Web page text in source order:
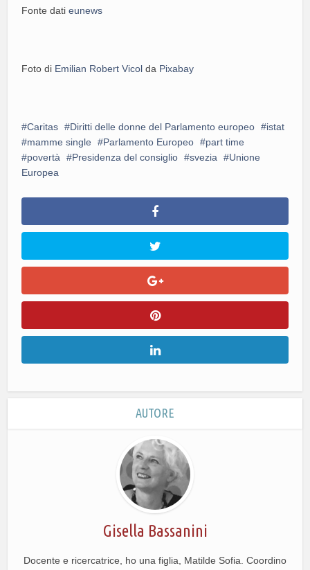
Fonte datieunews
Foto di Emilian Robert Vicol da Pixabay
Caritas Diritti delle donne del Parlamento europeo
istat
mamme single
Parlamento Europeo
part time
povertà
Presidenza del consiglio svezia
Unione
Europea
AUTORE
Gisella Bassanini
Docente e ricercatrice, ho una figlia, Matilde Sofia. Coordino